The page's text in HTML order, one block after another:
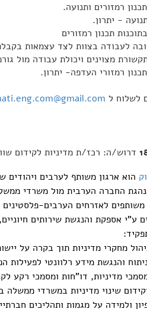
רמזורים ותנועה.
- יתרון.
תכנון רמזורים
לעבודה בצוות לצד עצמאות
מצוינים ויכולת עבודה מול
רמזורי העדפה- יתרון.
לשלוח ל
דרוש/ה: רכז/ת מדיניות לקידום
החברה הערבית מול משרדי
לאזרחים הערבים-
ע”י אספקת והנגשת שירותים
מחקרי מדיניות תוך בקרה על
והנגשת מידע רלוונטי לפעילות
מדיניות, דו"חות ומסמכי רקע
שינוי מדיניות במשרדי
ולמידה על מגמות ותהליכים